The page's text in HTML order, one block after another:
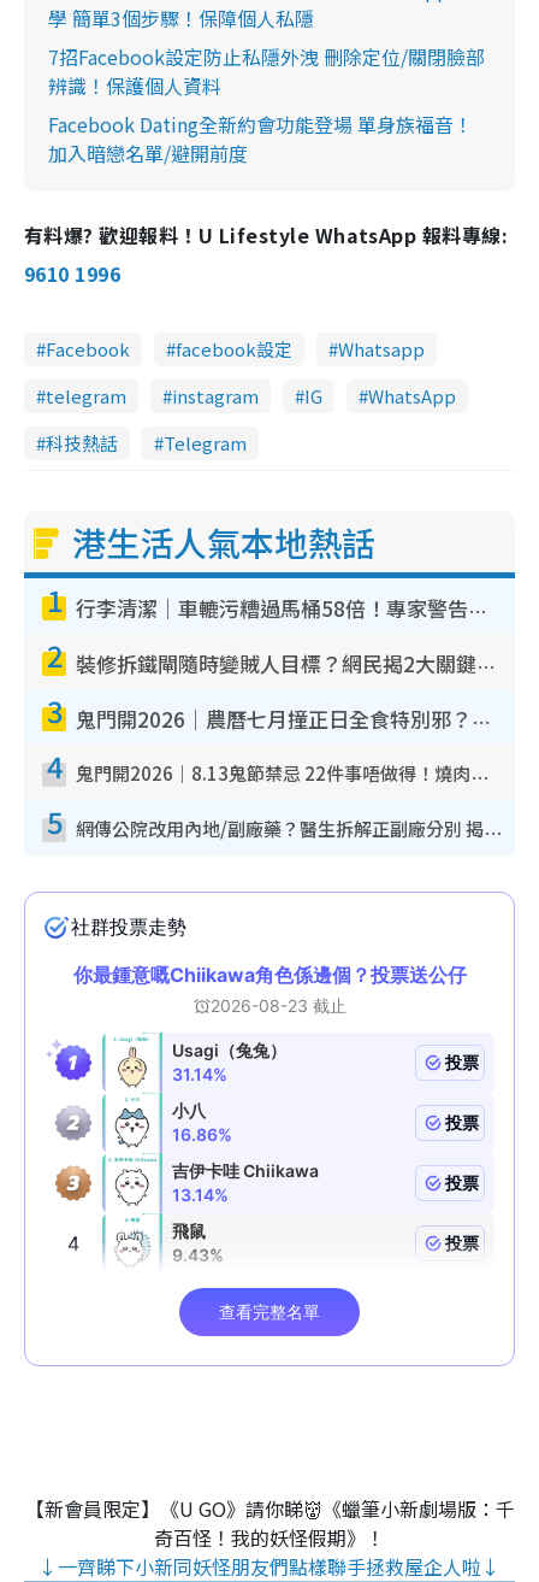
學 簡單3個步驟！保障個人私隱
7招Facebook設定防止私隱外洩 刪除定位/關閉臉部
辨識！保護個人資料
Facebook Dating全新約會功能登場 單身族福音！
加入暗戀名單/避開前度
有料爆? 歡迎報料！U Lifestyle WhatsApp 報料專線:
9610 1996
Facebook facebook設定
Whatsapp
telegram
instagram IG
WhatsApp
科技熱話
Telegram
港生活人氣本地熱話
1 行李清潔｜車轆污糟過馬桶58倍！專家警告忌用酒精抹 教1招免污手除菌
2 裝修拆鐵閘隨時變賊人目標？網民揭2大關鍵用途：裝新式等於白裝？附新舊鐵閘分別
3 鬼門開2026｜農曆七月撞正日全食特別邪？專家警告切忌做一事！揭4大禁忌+2招保平安
4 鬼門開2026｜8.13鬼節禁忌 22件事唔做得！燒肉、刺身要少食？半夜勿吹口哨/打呢個電話
5 網傳公院改用內地/副廠藥？醫生拆解正副廠分別 揭4類人換藥隨時出事
【新會員限定】《U GO》請你睇👹《蠟筆小新劇場版：千
奇百怪！我的妖怪假期》！
↓一齊睇下小新同妖怪朋友們點樣聯手拯救屋企人啦↓